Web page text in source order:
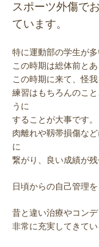
スポーツ外傷で
ています。
特に運動部の学生が多
この時期は総体前と
この時期に来て、怪
練習はもちろんのこ
うに
することが大事です。
肉離れや靱帯損傷な
に
繋がり、良い成績が残
日頃からの自己管理
昔と違い治療やコン
非常に充実してきてい